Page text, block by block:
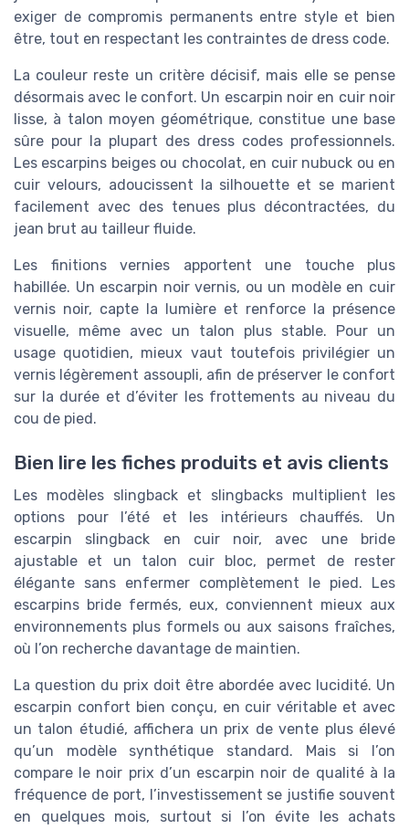
exiger de compromis permanents entre style et bien
être, tout en respectant les contraintes de dress code.
La couleur reste un critère décisif, mais elle se pense
désormais avec le confort. Un escarpin noir en cuir noir
lisse, à talon moyen géométrique, constitue une base
sûre pour la plupart des dress codes professionnels.
Les escarpins beiges ou chocolat, en cuir nubuck ou en
cuir velours, adoucissent la silhouette et se marient
facilement avec des tenues plus décontractées, du
jean brut au tailleur fluide.
Les finitions vernies apportent une touche plus
habillée. Un escarpin noir vernis, ou un modèle en cuir
vernis noir, capte la lumière et renforce la présence
visuelle, même avec un talon plus stable. Pour un
usage quotidien, mieux vaut toutefois privilégier un
vernis légèrement assoupli, afin de préserver le confort
sur la durée et d’éviter les frottements au niveau du
cou de pied.
Bien lire les fiches produits et avis clients
Les modèles slingback et slingbacks multiplient les
options pour l’été et les intérieurs chauffés. Un
escarpin slingback en cuir noir, avec une bride
ajustable et un talon cuir bloc, permet de rester
élégante sans enfermer complètement le pied. Les
escarpins bride fermés, eux, conviennent mieux aux
environnements plus formels ou aux saisons fraîches,
où l’on recherche davantage de maintien.
La question du prix doit être abordée avec lucidité. Un
escarpin confort bien conçu, en cuir véritable et avec
un talon étudié, affichera un prix de vente plus élevé
qu’un modèle synthétique standard. Mais si l’on
compare le noir prix d’un escarpin noir de qualité à la
fréquence de port, l’investissement se justifie souvent
en quelques mois, surtout si l’on évite les achats